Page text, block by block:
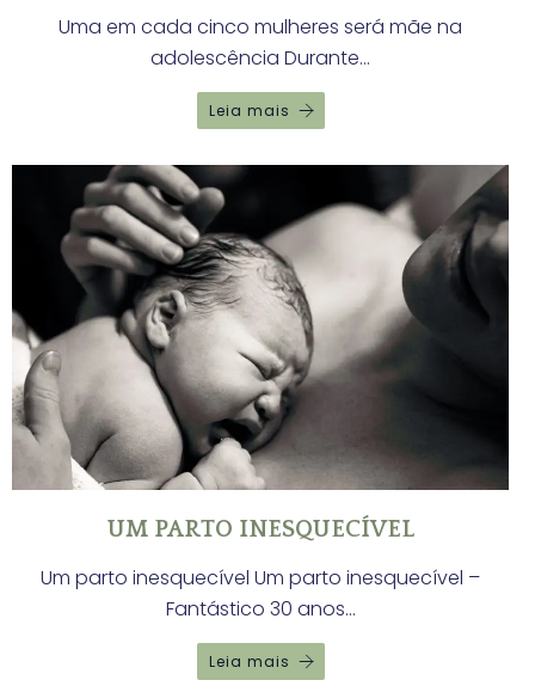
Uma em cada cinco mulheres será mãe na
adolescência Durante…
Leia mais
UM PARTO INESQUECÍVEL
Um parto inesquecível Um parto inesquecível –
Fantástico 30 anos…
Leia mais